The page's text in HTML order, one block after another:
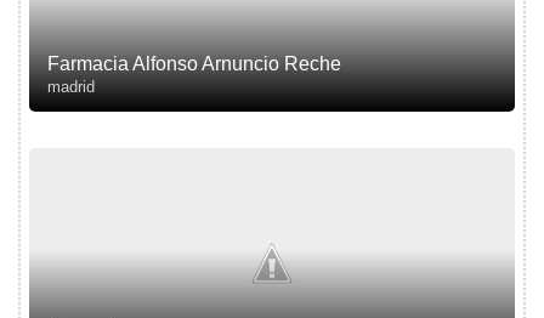
Farmacia Alfonso Arnuncio Reche
madrid